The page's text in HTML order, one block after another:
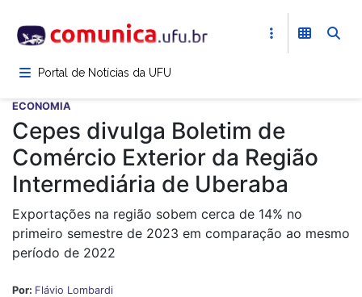
para
conteúdoPortal de Notícias da UFU
ECONOMIA
Cepes divulga Boletim de
Comércio Exterior da Região
Intermediária de Uberaba
Exportações na região sobem cerca de 14% no
primeiro semestre de 2023 em comparação ao mesmo
período de 2022
Por: Flávio Lombardi